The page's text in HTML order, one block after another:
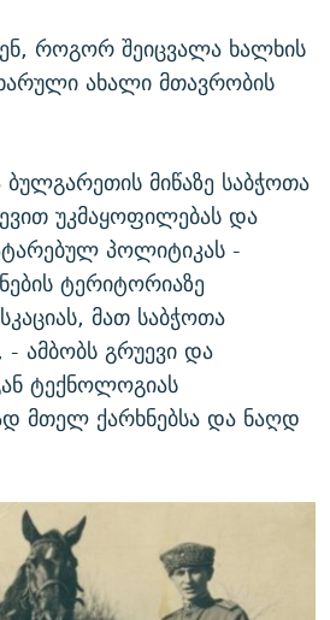
როგორ შეიცვალა ხალხის
ახალი მთავრობის
მიწაზე საბჭოთა
უკმაყოფილებას და
პოლიტიკას -
ტერიტორიაზე
მათ საბჭოთა
- ამბობს გრუევი და
ტექნოლოგიას
მთელ ქარხნებსა და ნაღდ